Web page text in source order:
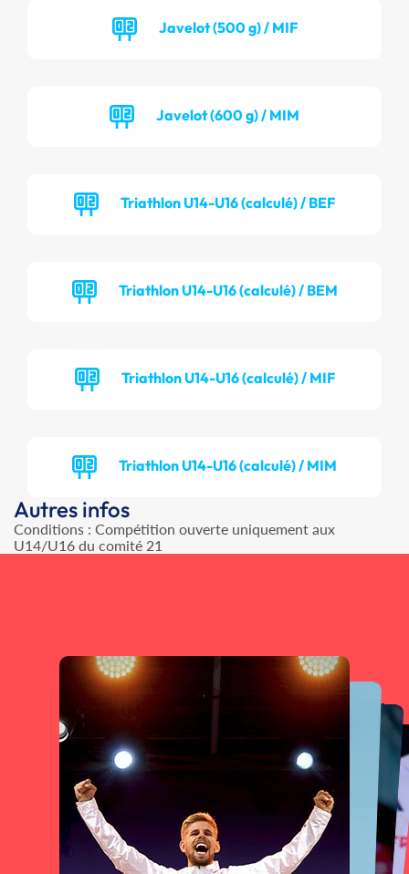
Javelot (500 g) / MIF
Javelot (600 g) / MIM
Triathlon U14-U16 (calculé) / BEF
Triathlon U14-U16 (calculé) / BEM
Triathlon U14-U16 (calculé) / MIF
Triathlon U14-U16 (calculé) / MIM
Autres infos
Conditions : Compétition ouverte uniquement aux
U14/U16 du comité 21